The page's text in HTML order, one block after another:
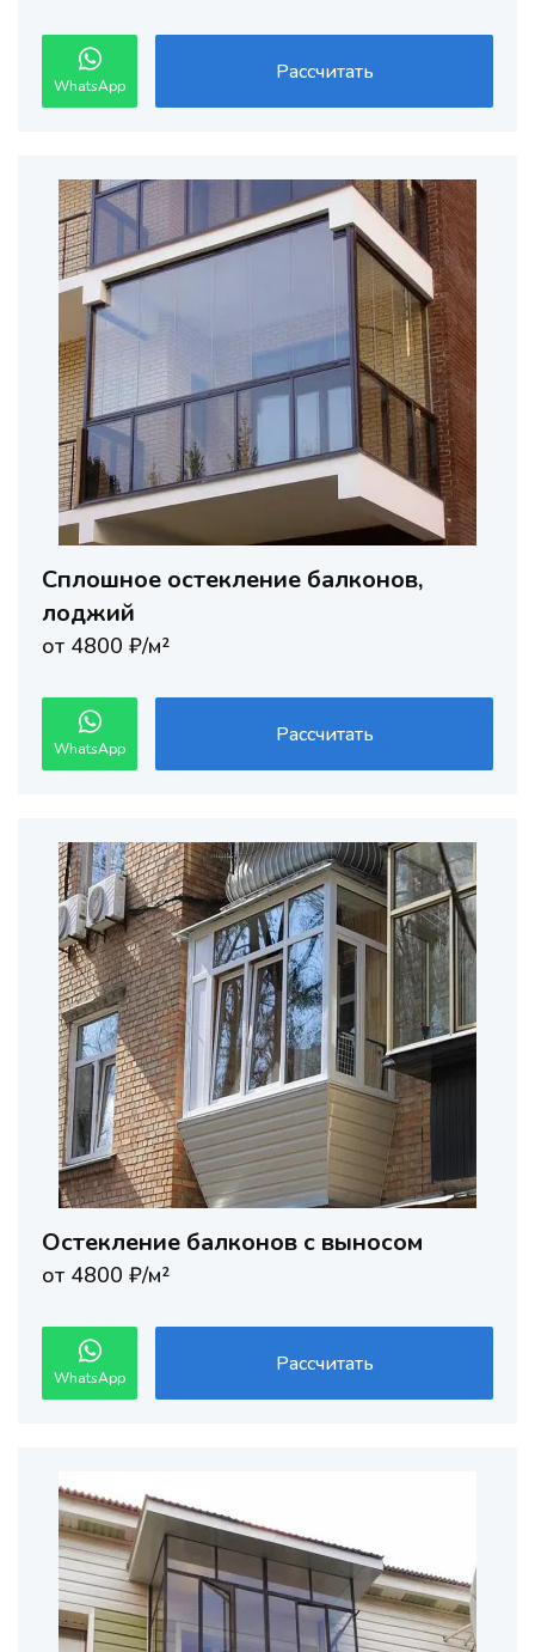
WhatsApp
Рассчитать
Сплошное остекление балконов,
лоджий
от 4800 ₽/м²
WhatsApp
Рассчитать
Остекление балконов с выносом
от 4800 ₽/м²
WhatsApp
Рассчитать